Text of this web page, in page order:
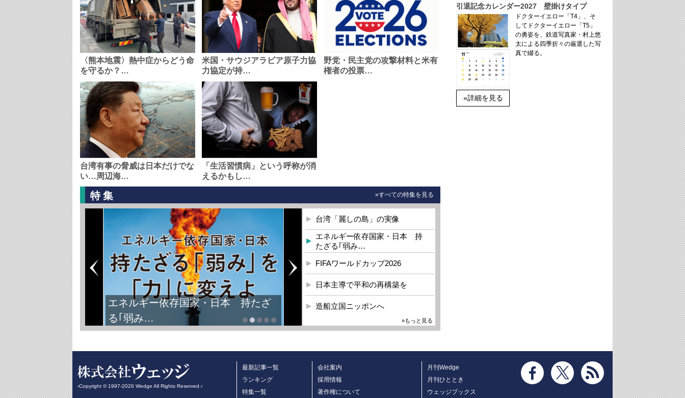
〈熊本地震〉熱中症からどう命
を守るか？…
米国・サウジアラビア原子力協
力協定が持…
野党・民主党の攻撃材料と米有
権者の投票…
台湾有事の脅威は日本だけでな
い…周辺海…
「生活習慣病」という呼称が消
えるかもし…
特集 »すべての特集を見る
エネルギー依存国家・日本 持たざ
る｢弱み…
台湾「麗しの島」の実像
エネルギー依存国家・日本 持
たざる｢弱み…
FIFAワールドカップ2026
日本主導で平和の再構築を
造船立国ニッポンへ
»もっと見る
引退記念カレンダー2027 壁掛けタイプ
»詳細を見る
ドクターイエロー「T4」、そ
してドクターイエロー「T5」
の勇姿を、鉄道写真家・村上悠
太による四季折々の厳選した写
真で綴る。
‹Copyright © 1997-2026 Wedge All Rights Reserved.›
最新記事一覧
ランキング
特集一覧
会社案内
採用情報
著作権について
月刊Wedge
月刊ひととき
ウェッジブックス